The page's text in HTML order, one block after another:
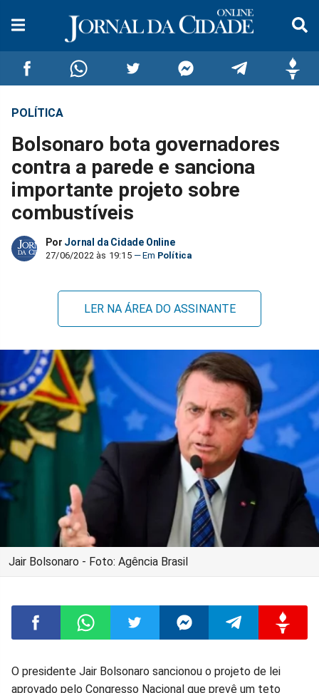
Compartilhar
no
Facebook
Compartilhar
no
Whatsapp
no
Twitter
no
Messenger
no
Telegram
POLÍTICA
Bolsonaro bota governadores
contra a parede e sanciona
importante projeto sobre
combustíveis
Por Jornal da Cidade Online
27/06/2022 às 19:15 Política
LER NA ÁREA DO ASSINANTE
Jair Bolsonaro - Foto: Agência Brasil
CompartilharCompartilharCompartilharCompartilharCompartilhar
O presidente Jair Bolsonaro sancionou o projeto de lei
aprovado pelo Congresso Nacional que prevê um teto